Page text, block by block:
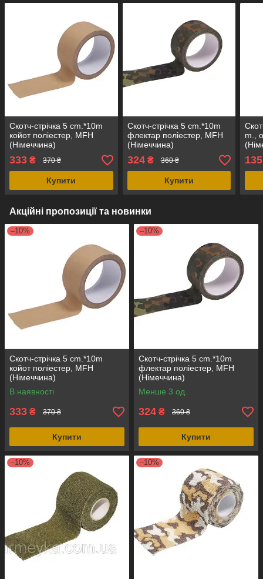
Скотч-стрічка 5 cm.*10m
койот поліестер, MFH
(Німеччина)
333 ₴ 370 ₴
Купити
Скотч-стрічка 5 cm.*10m
флектар поліестер, MFH
(Німеччина)
324₴ 360 ₴
Купити
m.,
135
Акційні пропозиції та новинки
–10%
Скотч-стрічка 5 cm.*10m
койот поліестер, MFH
(Німеччина)
В наявності
333 ₴ 370 ₴
Купити
–10%
Скотч-стрічка 5 cm.*10m
флектар поліестер, MFH
(Німеччина)
Менше 3 од.
324 ₴ 360 ₴
Купити
–10% –10%